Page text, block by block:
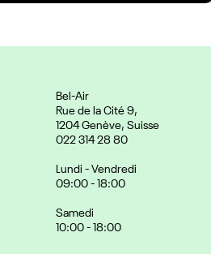
Bel-Air
Rue de la Cité 9,
1204 Genève, Suisse
022 314 28 80
Lundi - Vendredi
09:00 - 18:00
Samedi
10:00 - 18:00